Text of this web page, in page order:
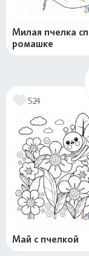
Милая пчелка
ромашке
524
Май с пчелкой